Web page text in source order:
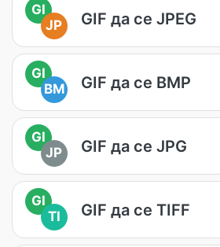
GI
JP
GIF да се JPEG
GI
BM
GIF да се BMP
GI
JP
GIF да се JPG
GI
TI
GIF да се TIFF